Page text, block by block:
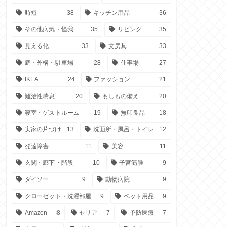
時短 38 キッチン用品 36
その他病気・怪我 35 リビング 35
見える化 33 文房具 33
庭・外構・駐車場 28 仕事場 27
IKEA 24 ファッション 21
難治性喘息 20 もしもの備え 20
寝室・ゲストルーム 19 無印良品 18
実家の片づけ 13 洗面所・風呂・トイレ 12
発達障害 11 美容 11
玄関・廊下・階段 10 子宮筋腫 9
ダイソー 9 動物病院 9
クローゼット・洗濯部屋 9 ペット用品 9
Amazon 8 セリア 7 予防医療 7